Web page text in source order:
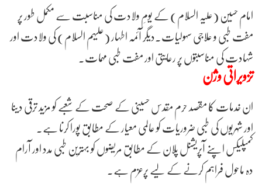
امام حسین (علیہ السلام) کے یومِ ولادت کی مناسبت سے مکمل طور پر
مفت طبی و علاجی سہولیات۔دیگر آئمہ اطہار (علیہم السلام) کی ولادت اور
شہادت کی مناسبتوں پر رعایتی اور مفت طبی مہمات۔
تزویراتی وژن
ان خدمات کا مقصد حرم مقدس حسینی کے صحت کے شعبے کو مزید ترقی دینا
اور شہریوں کی طبی ضروریات کو عالمی معیار کے مطابق پورا کرنا ہے۔
کمپلیکس اپنے آپریشنل پلان کے مطابق مریضوں کو بہترین طبی مدد اور آرام
دہ ماحول فراہم کرنے کے لیے پرعزم ہے۔